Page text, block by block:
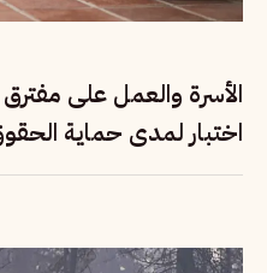
الأسرة والعمل على
اختبار لمدى حماية